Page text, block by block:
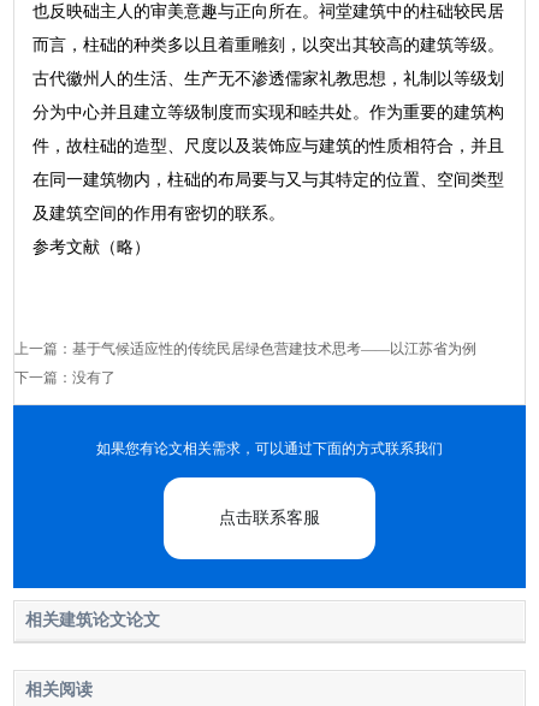
也反映础主人的审美意趣与正向所在。祠堂建筑中的柱础较民居
而言，柱础的种类多以且着重雕刻，以突出其较高的建筑等级。
古代徽州人的生活、生产无不渗透儒家礼教思想，礼制以等级划
分为中心并且建立等级制度而实现和睦共处。作为重要的建筑构
件，故柱础的造型、尺度以及装饰应与建筑的性质相符合，并且
在同一建筑物内，柱础的布局要与又与其特定的位置、空间类型
及建筑空间的作用有密切的联系。
参考文献（略）
上一篇：基于气候适应性的传统民居绿色营建技术思考——以江苏省为例
下一篇：没有了
如果您有论文相关需求，可以通过下面的方式联系我们
点击联系客服
相关建筑论文论文
相关阅读